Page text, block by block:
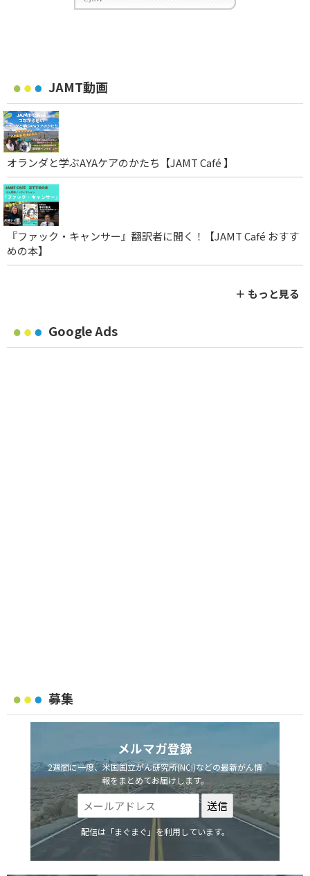
JAMT動画
オランダと学ぶAYAケアのかたち【JAMT Café 】
『ファック・キャンサー』翻訳者に聞く！【JAMT Café おすす
めの本】
＋ もっと見る
Google Ads
募集
メルマガ登録
2週間に一度、米国国立がん研究所(NCI)などの最新がん情
報をまとめてお届けします。
配信は「まぐまぐ」を利用しています。